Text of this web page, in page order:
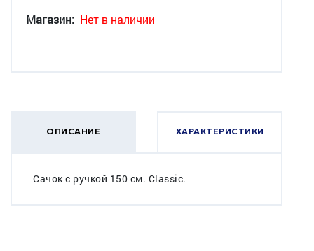
Магазин: Нет в наличии
ОПИСАНИЕ ХАРАКТЕРИСТИКИ
Сачок с ручкой 150 см. Classic.